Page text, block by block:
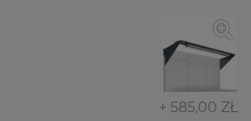
+ 585,00 ZŁ